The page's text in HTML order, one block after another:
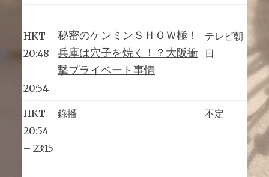
HKT
20:48
–
20:54
秘密のケンミンＳＨＯＷ極！
兵庫は穴子を焼く！？大阪衝
撃プライベート事情
テレビ朝
日
HKT
20:54
– 23:15
錄播 不定